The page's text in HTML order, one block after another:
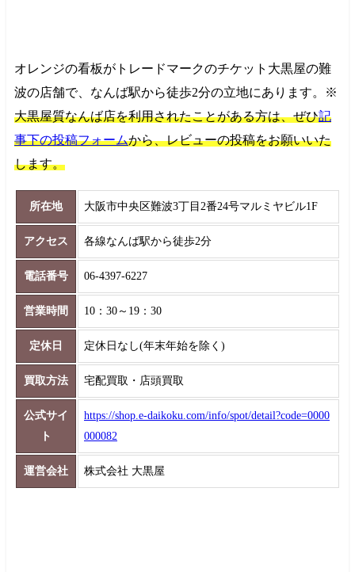
オレンジの看板がトレードマークのチケット大黒屋の難
波の店舗で、なんば駅から徒歩2分の立地にあります。※
大黒屋質なんば店を利用されたことがある方は、ぜひ記
事下の投稿フォームから、レビューの投稿をお願いいた
します。
所在地 大阪市中央区難波3丁目2番24号マルミヤビル1F
アクセス 各線なんば駅から徒歩2分
電話番号 06-4397-6227
営業時間 10：30～19：30
定休日 定休日なし(年末年始を除く)
買取方法 宅配買取・店頭買取
公式サイ
ト
https://shop.e-daikoku.com/info/spot/detail?code=0000
000082
運営会社 株式会社 大黒屋